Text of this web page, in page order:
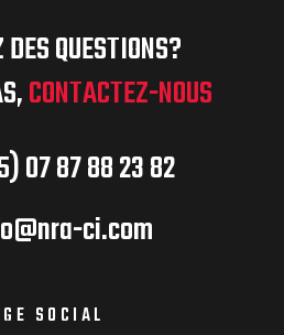
QUESTIONS?
CONTACTEZ-NOUS
07 87 88 23 82
ci.com
SOCIAL